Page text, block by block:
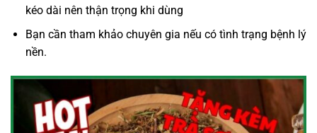
kéo dài nên thận trọng khi dùng
Bạn cần tham khảo chuyên gia nếu có tình trạng bệnh lý
nền.